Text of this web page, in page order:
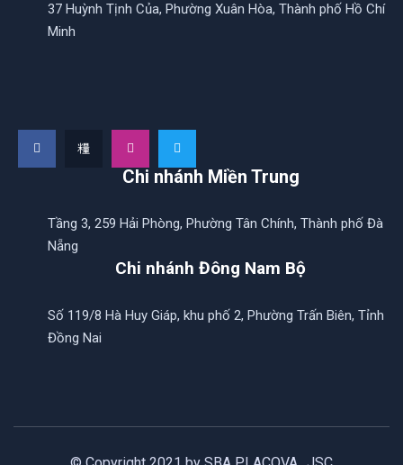
37 Huỳnh Tịnh Của, Phường Xuân Hòa, Thành phố Hồ Chí
Minh
Chi nhánh Miền Trung
Tầng 3, 259 Hải Phòng, Phường Tân Chính, Thành phố Đà
Nẵng
Chi nhánh Đông Nam Bộ
Số 119/8 Hà Huy Giáp, khu phố 2, Phường Trấn Biên, Tỉnh
Đồng Nai